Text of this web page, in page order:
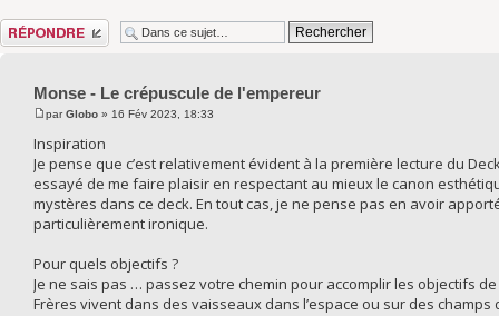
Répondre
Monse - Le crépuscule de l'empereur
parGlobo » 16 Fév 2023, 18:33
Inspiration
Je pense que c’est relativement évident à la première lecture du
essayé de me faire plaisir en respectant au mieux le canon
mystères dans ce deck. En tout cas, je ne pense pas en avoir
particulièrement ironique.
Pour quels objectifs ?
Je ne sais pas … passez votre chemin pour accomplir les objectifs
Frères vivent dans des vaisseaux dans l’espace ou sur des